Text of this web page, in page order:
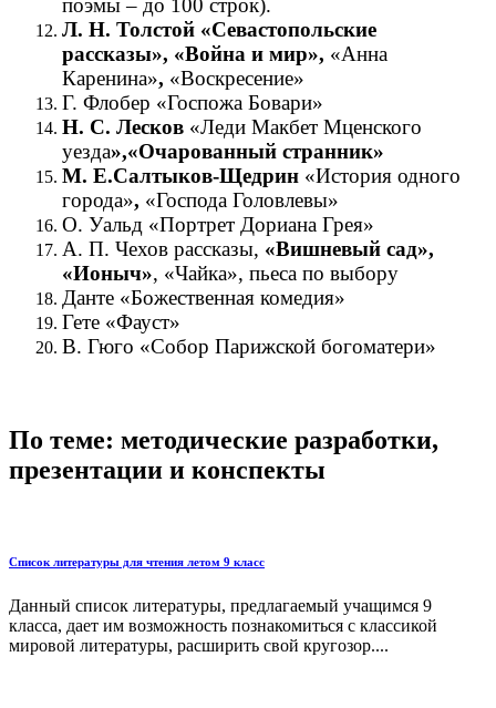
поэмы – до 100 строк).
Л. Н. Толстой «Севастопольские
рассказы», «Война и мир», «Анна
Каренина», «Воскресение»
Г. Флобер «Госпожа Бовари»
Н. С. Лесков «Леди Макбет Мценского
уезда»,«Очарованный странник»
М. Е.Салтыков-Щедрин «История одного
города», «Господа Головлевы»
О. Уальд «Портрет Дориана Грея»
А. П. Чехов рассказы, «Вишневый сад»,
«Ионыч», «Чайка», пьеса по выбору
Данте «Божественная комедия»
Гете «Фауст»
В. Гюго «Собор Парижской богоматери»
По теме: методические разработки,
презентации и конспекты
Список литературы для чтения летом 9 класс
Данный список литературы, предлагаемый учащимся 9
класса, дает им возможность познакомиться с классикой
мировой литературы, расширить свой кругозор....